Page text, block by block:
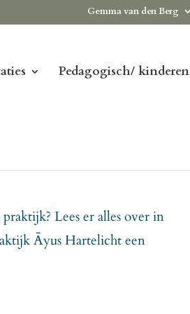
Gemma van den Berg
Pedagogisch/ kinderen
Lees er alles over in
Āyus Hartelicht een